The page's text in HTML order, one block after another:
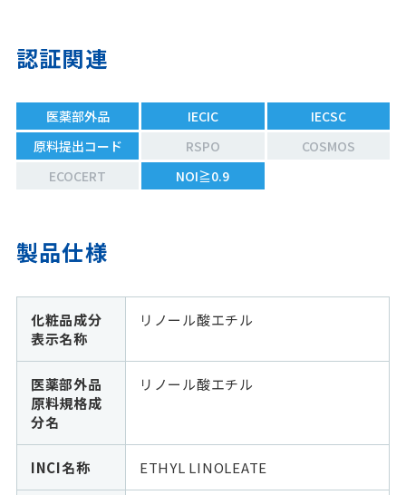
認証関連
医薬部外品 IECIC
IECSC
原料提出コード
RSPO
COSMOS
ECOCERT
NOI≧0.9
製品仕様
化粧品成分
表示名称
リノール酸エチル
医薬部外品
原料規格成
分名
リノール酸エチル
INCI名称 ETHYL LINOLEATE